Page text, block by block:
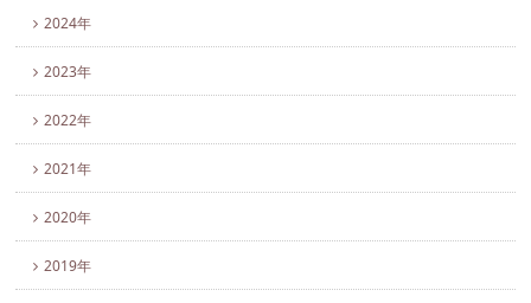
2024年
2023年
2022年
2021年
2020年
2019年